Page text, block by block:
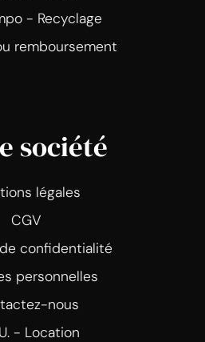
- Recyclage
remboursement
société
légales
CGV
confidentialité
personnelles
nous
- Location